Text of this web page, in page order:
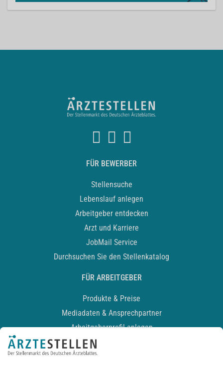
FÜR BEWERBER
Stellensuche
Lebenslauf anlegen
Arbeitgeber entdecken
Arzt und Karriere
JobMail Service
Durchsuchen Sie den Stellenkatalog
FÜR ARBEITGEBER
Produkte & Preise
Mediadaten & Ansprechpartner
Arbeitgeberprofil anlegen
Recruiting-Podcast